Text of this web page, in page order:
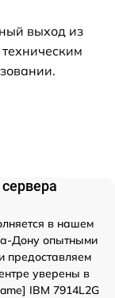
выход из
в нашем
Дону опытными
предоставляем
уверены в
IBM 7914L2G